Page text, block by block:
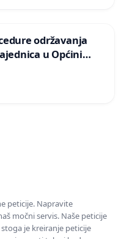
održavanja
u Općini
peticije. Napravite
močni servis. Naše peticije
je kreiranje peticije